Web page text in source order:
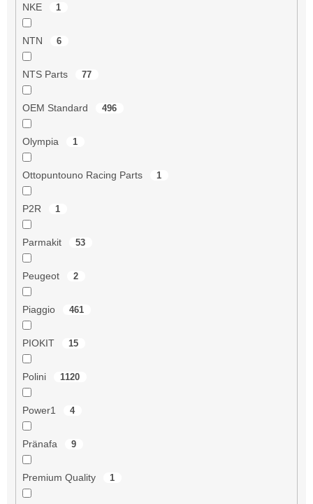
NKE 1
NTN 6
NTS Parts 77
OEM Standard 496
Olympia 1
Ottopuntouno Racing Parts 1
P2R 1
Parmakit 53
Peugeot 2
Piaggio 461
PIOKIT 15
Polini 1120
Power1 4
Pränafa 9
Premium Quality 1